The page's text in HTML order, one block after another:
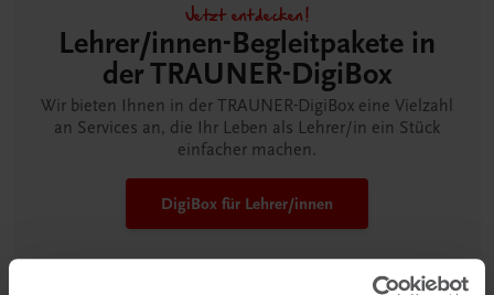
Jetzt entdecken!
Lehrer/innen-Begleitpakete in
der TRAUNER-DigiBox
Wir bieten Ihnen in der TRAUNER-DigiBox eine Vielzahl
an Services an, die Ihr Leben als Lehrer/in ein Stück
einfacher machen.
DigiBox für Lehrer/innen